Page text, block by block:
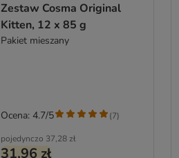
Zestaw Cosma Original
Kitten, 12 x 85 g
Pakiet mieszany
pojedynczo 37,28 zł
31,96 zł
Ocena: 4.7/5 (7)